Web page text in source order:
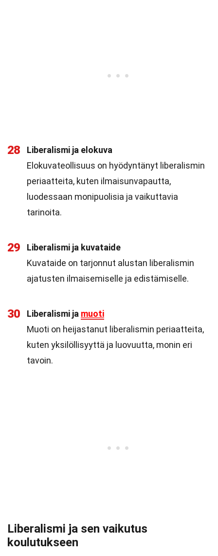
28
Liberalismi ja elokuva
Elokuvateollisuus on hyödyntänyt liberalismin
periaatteita, kuten ilmaisunvapautta,
luodessaan monipuolisia ja vaikuttavia
tarinoita.
29
Liberalismi ja kuvataide
Kuvataide on tarjonnut alustan liberalismin
ajatusten ilmaisemiselle ja edistämiselle.
30 Liberalismi ja muoti
Muoti on heijastanut liberalismin periaatteita,
kuten yksilöllisyyttä ja luovuutta, monin eri
tavoin.
Liberalismi ja sen vaikutus
koulutukseen